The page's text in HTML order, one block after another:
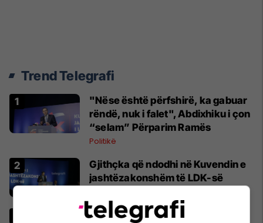
Trend Telegrafi
"Nëse është përfshirë, ka gabuar
rëndë, nuk i falet", Abdixhiku i çon
“selam” Përparim Ramës
Politikë
Gjithçka që ndodhi në Kuvendin e
jashtëzakonshëm të LDK-së
Abdixhiku i mbijetoi nismës së